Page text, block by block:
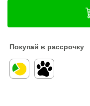
Покупай в рассрочку